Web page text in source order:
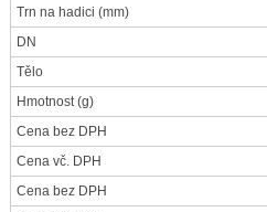
Trn na hadici (mm)
DN
Tělo
Hmotnost(g)
Cena bez DPH
Cena vč. DPH
Cena bez DPH